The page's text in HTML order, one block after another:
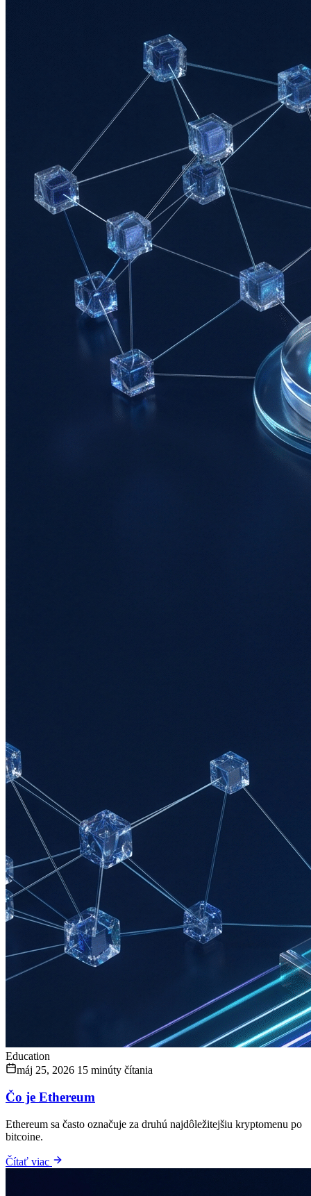
Education
máj 25, 2026 15 minúty čítania
Čo je Ethereum
Ethereum sa často označuje za druhú najdôležitejšiu kryptomenu po
bitcoine.
Čítať viac